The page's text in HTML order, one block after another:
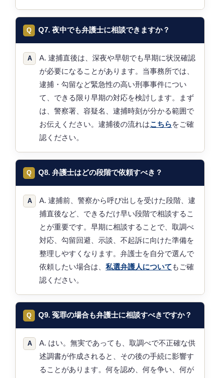
Q7. 夜中でも弁護士に相談できますか？
A. 逮捕直後は、深夜や早朝でも早期に状況確認
が必要になることがあります。当事務所では、
逮捕・勾留など緊急性の高い刑事事件につい
て、できる限り早期の対応を検討します。まず
は、警察署、容疑名、逮捕時刻が分かる範囲で
お伝えください。逮捕後の流れはこちらをご確
認ください。
Q8. 弁護士はどの段階で依頼すべき？
A. 逮捕前、警察から呼び出しを受けた段階、逮
捕直後など、できるだけ早い段階で相談するこ
とが重要です。早期に相談することで、取調べ
対応、勾留回避、示談、不起訴に向けた準備を
整理しやすくなります。弁護士を自分で選んで
依頼したい場合は、 私選弁護人について もご確
認ください。
Q9. 冤罪の場合も弁護士に相談すべきですか？
A. はい。無実であっても、取調べで不正確な供
述調書が作成されると、その後の手続に影響す
ることがあります。何を認め、何を争い、何が